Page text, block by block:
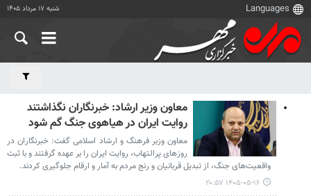
شنبه ۱۷ مرداد ۱۴۰۵
معاون وزیر ارشاد: خبرنگاران نگذاشتند
روایت ایران در هیاهوی جنگ گم شود
معاون وزبر فرهنگ و ارشاد اسلامی گفت: خبرنگاران در
روزهای پرالتهاب، روایت ایران را بر عهده گرفتند و با ثبت
واقعیت‌های جنگ، از تبدیل قربانیان و رنج مردم به آمار و ارقام جلوگیری کردند.
۱۴۰۵-۰۵-۱۶ ۲۰:۵۷